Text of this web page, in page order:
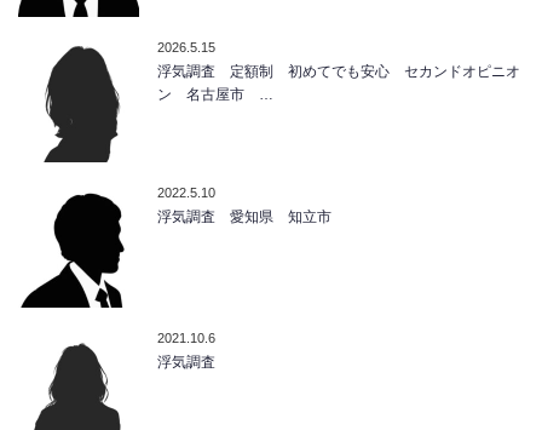
2026.5.15
浮気調査 定額制 初めてでも安心 セカンドオピニオ
ン 名古屋市 …
2022.5.10
浮気調査 愛知県 知立市
2021.10.6
浮気調査